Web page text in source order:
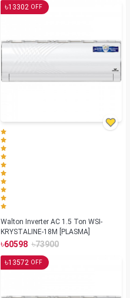
৳13302 OFF
Walton Inverter AC 1.5 Ton WSI-
KRYSTALINE-18M [PLASMA]
৳60598 ৳73900
৳13572 OFF